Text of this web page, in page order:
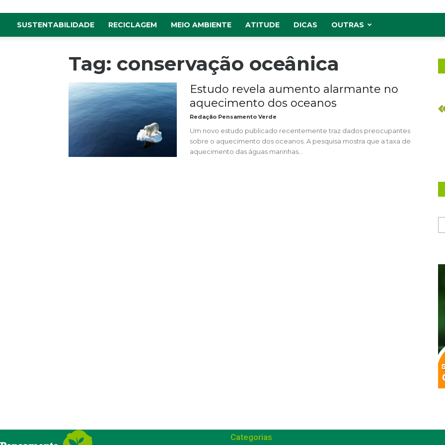
SUSTENTABILIDADE RECICLAGEM MEIO AMBIENTE ATITUDE DICAS OUTRAS
Tag: conservação oceânica
Estudo revela aumento alarmante no
aquecimento dos oceanos
Redação Pensamento Verde
Um novo estudo publicado recentemente traz dados preocupantes
sobre o aquecimento dos oceanos. A pesquisa mostra que a taxa de
aquecimento das águas marinhas...
Categorias